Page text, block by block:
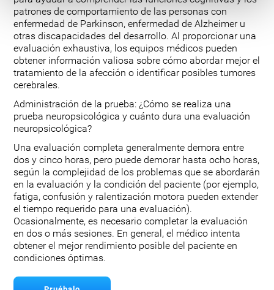
patrones de comportamiento de las personas con
enfermedad de Parkinson, enfermedad de Alzheimer u
otras discapacidades del desarrollo. Al proporcionar una
evaluación exhaustiva, los equipos médicos pueden
obtener información valiosa sobre cómo abordar mejor el
tratamiento de la afección o identificar posibles tumores
cerebrales.
Administración de la prueba: ¿Cómo se realiza una
prueba neuropsicológica y cuánto dura una evaluación
neuropsicológica?
Una evaluación completa generalmente demora entre
dos y cinco horas, pero puede demorar hasta ocho horas,
según la complejidad de los problemas que se abordarán
en la evaluación y la condición del paciente (por ejemplo,
fatiga, confusión y ralentización motora pueden extender
el tiempo requerido para una evaluación).
Ocasionalmente, es necesario completar la evaluación
en dos o más sesiones. En general, el médico intenta
obtener el mejor rendimiento posible del paciente en
condiciones óptimas.